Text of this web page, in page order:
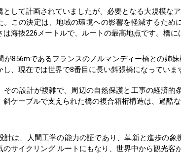
として計画されていましたが、必要となる大規模な
。この決定は、地域の環境への影響を軽減するため
海抜226メートルで、ルートの最高地点です。橋に
が856mであるフランスのノルマンディー橋との姉
、現在では世界で8番目に長い斜張橋になっていま
その設計が複雑で、周辺の自然保護と工事の経済
斜ケーブルで支えられた橋の複合箱桁構造は、過酷
計は、人間工学の能力の証であり、革新と進歩の
のサイクリング ルートにもなり、世界中から観光客